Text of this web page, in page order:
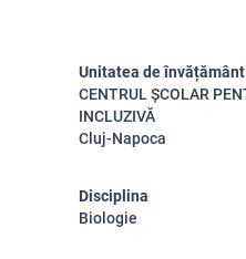
Unitatea de învățământ
CENTRUL ȘCOLAR
INCLUZIVĂ
Cluj-Napoca
Disciplina
Biologie